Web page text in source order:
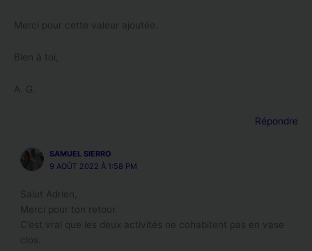
Merci pour cette valeur ajoutée.
Bien à toi,
A. G.
Répondre
SAMUEL SIERRO
9 AOÛT 2022 À 1:58 PM
Salut Adrien,
Merci pour ton retour.
C’est vrai que les deux activités ne cohabitent pas en vase
clos.